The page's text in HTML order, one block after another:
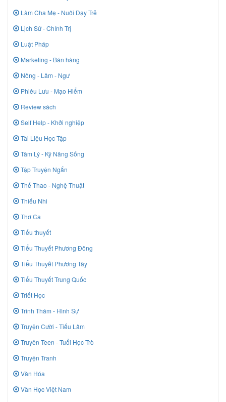
Làm Cha Mẹ - Nuôi Dạy Trẻ
Lịch Sử - Chính Trị
Luật Pháp
Marketing - Bán hàng
Nông - Lâm - Ngư
Phiêu Lưu - Mạo Hiểm
Review sách
Self Help - Khởi nghiệp
Tài Liệu Học Tập
Tâm Lý - Kỹ Năng Sống
Tập Truyện Ngắn
Thể Thao - Nghệ Thuật
Thiếu Nhi
Thơ Ca
Tiểu thuyết
Tiểu Thuyết Phương Đông
Tiểu Thuyết Phương Tây
Tiểu Thuyết Trung Quốc
Triết Học
Trinh Thám - Hình Sự
Truyện Cười - Tiếu Lâm
Truyên Teen - Tuổi Học Trò
Truyện Tranh
Văn Hóa
Văn Học Việt Nam